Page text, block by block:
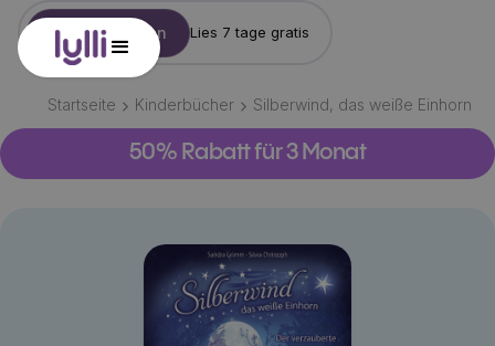
Konto erstellen Lies 7 tage gratis
Startseite Kinderbücher Silberwind, das weiße Einhorn
50% Rabatt für 3 Monat